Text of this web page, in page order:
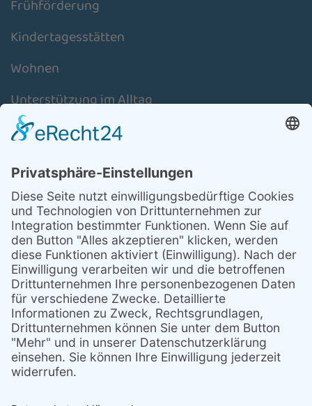
Frühförderung
Kindertagesstätten
Wohnen
Unterstützung im Alltag
Schulassistenz
Aktuelles
Über uns
Stellenmarkt
Mitglied werden/ Spenden
Kontakt
Anfahrt